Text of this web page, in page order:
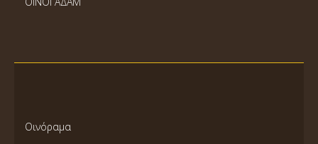
Οινόραμα